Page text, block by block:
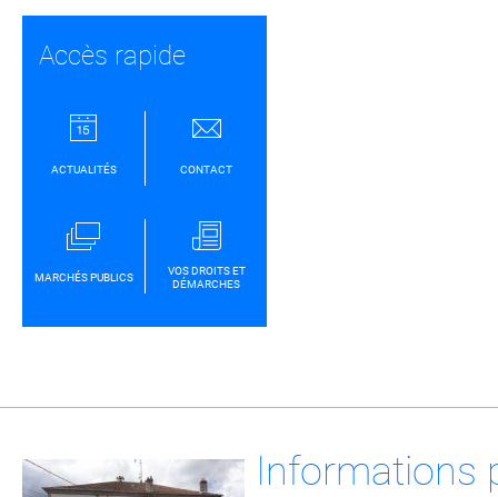
Accès rapide
ACTUALITÉS CONTACT
MARCHÉS PUBLICS
VOS DROITS ET
DÉMARCHES
Informations